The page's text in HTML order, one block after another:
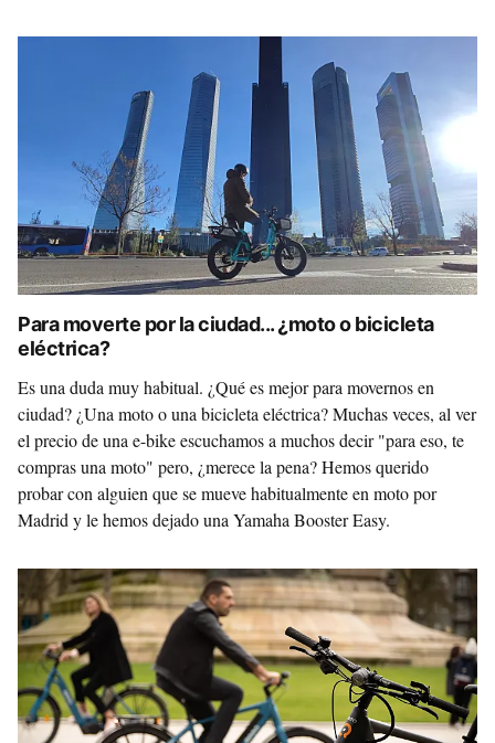
Para moverte por la ciudad... ¿moto o bicicleta
eléctrica?
Es una duda muy habitual. ¿Qué es mejor para movernos en
ciudad? ¿Una moto o una bicicleta eléctrica? Muchas veces, al ver
el precio de una e-bike escuchamos a muchos decir "para eso, te
compras una moto" pero, ¿merece la pena? Hemos querido
probar con alguien que se mueve habitualmente en moto por
Madrid y le hemos dejado una Yamaha Booster Easy.